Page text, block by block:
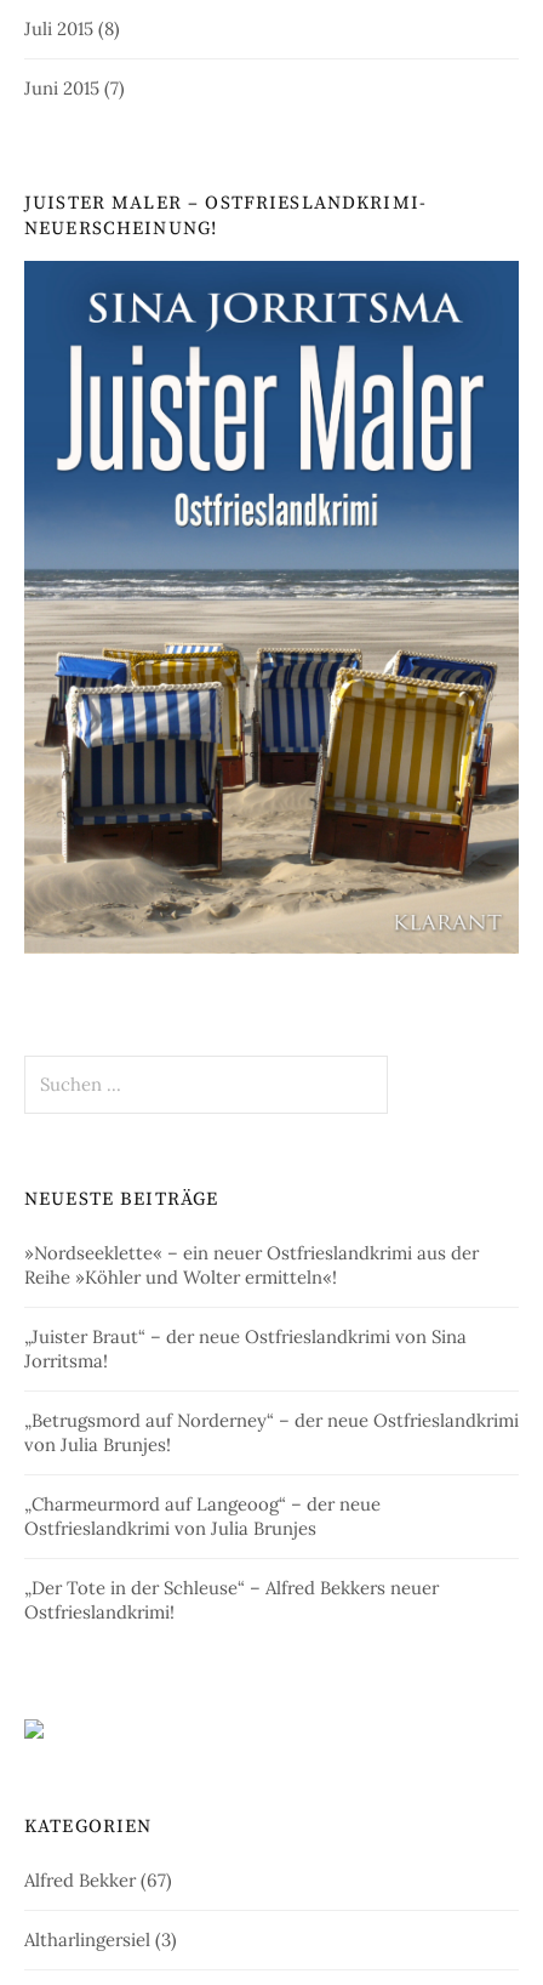
Juli 2015 (8)
Juni 2015 (7)
JUISTER MALER – OSTFRIESLANDKRIMI-
NEUERSCHEINUNG!
nach:
NEUESTE BEITRÄGE
»Nordseeklette« – ein neuer Ostfrieslandkrimi aus der
Reihe »Köhler und Wolter ermitteln«!
„Juister Braut“ – der neue Ostfrieslandkrimi von Sina
Jorritsma!
„Betrugsmord auf Norderney“ – der neue Ostfrieslandkrimi
von Julia Brunjes!
„Charmeurmord auf Langeoog“ – der neue
Ostfrieslandkrimi von Julia Brunjes
„Der Tote in der Schleuse“ – Alfred Bekkers neuer
Ostfrieslandkrimi!
KATEGORIEN
Alfred Bekker(67)
Altharlingersiel (3)